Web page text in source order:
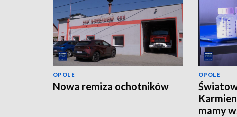
OPOLE
Nowa remiza ochotników
OPOLE
mamy